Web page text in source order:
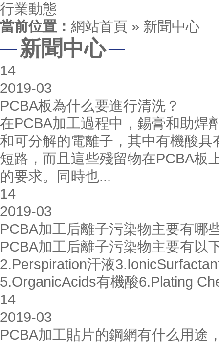
行業動態
當前位置： 網站首頁 » 新聞中心
新聞中心
14
2019-03
PCBA板為什么要進行清洗？
在PCBA加工過程中，錫膏和助焊
和可分解的電離子，其中有機酸
短路，而且這些殘留物在PCBA板
的要求。同時也...
14
2019-03
PCBA加工后離子污染物主要有哪
PCBA加工后離子污染物主要有以
2.Perspiration汗液
5.OrganicAcids有機酸6.Plating
14
2019-03
PCBA加工貼片的鋼網有什么用途